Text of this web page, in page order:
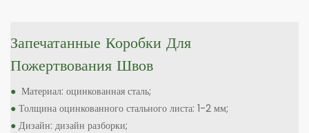
Запечатанные Коробки Для
Пожертвования Швов
● Материал: оцинкованная сталь;
● Толщина оцинкованного стального листа: 1-2 мм;
● Дизайн: дизайн разборки;